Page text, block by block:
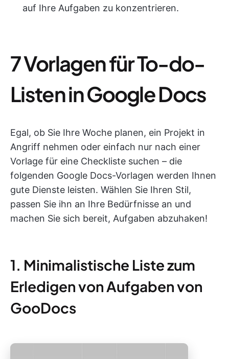
auf Ihre Aufgaben zu konzentrieren.
7 Vorlagen für To-do-
Listen in Google Docs
Egal, ob Sie Ihre Woche planen, ein Projekt in
Angriff nehmen oder einfach nur nach einer
Vorlage für eine Checkliste suchen – die
folgenden Google Docs-Vorlagen werden Ihnen
gute Dienste leisten. Wählen Sie Ihren Stil,
passen Sie ihn an Ihre Bedürfnisse an und
machen Sie sich bereit, Aufgaben abzuhaken!
1. Minimalistische Liste zum
Erledigen von Aufgaben von
GooDocs